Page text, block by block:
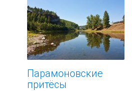
Парамоновские
притёсы